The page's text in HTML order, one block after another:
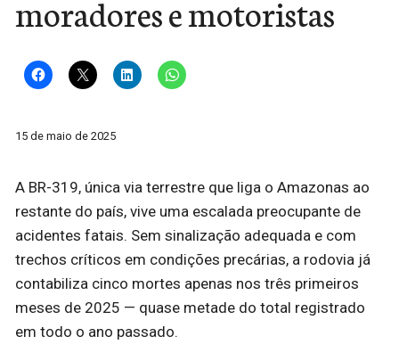
moradores e motoristas
15 de maio de 2025
A BR-319, única via terrestre que liga o Amazonas ao
restante do país, vive uma escalada preocupante de
acidentes fatais. Sem sinalização adequada e com
trechos críticos em condições precárias, a rodovia já
contabiliza cinco mortes apenas nos três primeiros
meses de 2025 — quase metade do total registrado
em todo o ano passado.